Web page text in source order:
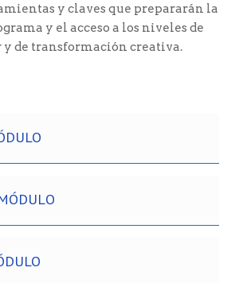
y claves que prepararán la
y el acceso a los niveles de
de transformación creativa.